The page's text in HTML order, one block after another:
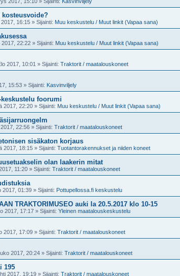
kosteusvoide?
16:15 » Sijainti: Muu keskustelu / Muut linkit (Vapaa sana)
2017, 22:22 » Sijainti: Muu keskustelu / Muut linkit (Vapaa sana)
2017, 10:01 » Sijainti: Traktorit / maatalouskoneet
15:53 » Sijainti: Kasvinviljely
foorumi
2017, 22:20 » Sijainti: Muu keskustelu / Muut linkit (Vapaa sana)
22:56 » Sijainti: Traktorit / maatalouskoneet
sisäkaton korjaus
2017, 18:15 » Sijainti: Tuotantorakennukset ja niiden koneet
olan laakerin mitat
11:20 » Sijainti: Traktorit / maatalouskoneet
2017, 01:39 » Sijainti: Pottupellossa.fi keskustelu
TRAKTORIMUSEO auki la 20.5.2017 klo 10-15
2017, 17:17 » Sijainti: Yleinen maatalouskeskustelu
2017, 17:09 » Sijainti: Traktorit / maatalouskoneet
2017, 20:24 » Sijainti: Traktorit / maatalouskoneet
195
2017, 19:19 » Sijainti: Traktorit / maatalouskoneet